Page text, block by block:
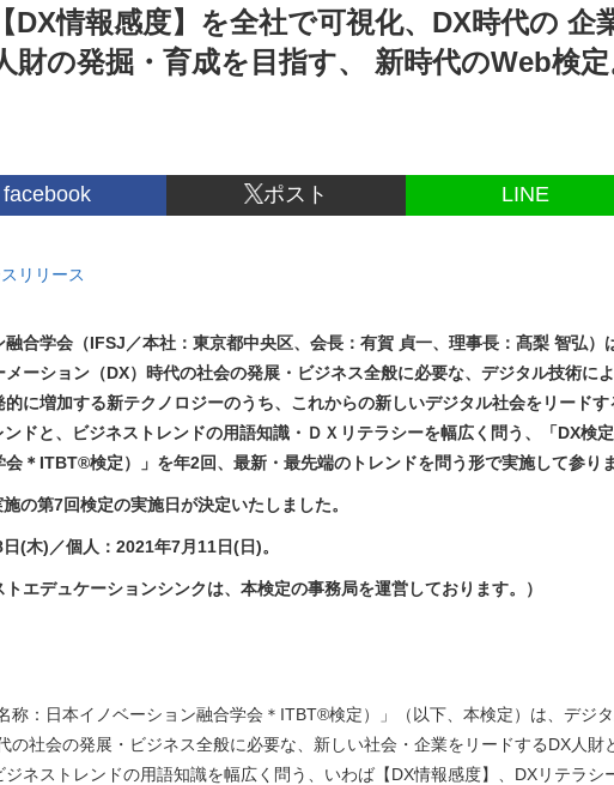
DX情報感度】を全社で可視化、DX時代の 企
財の発掘・育成を目指す、 新時代のWeb検
facebook ポスト LINE
リリース
融合学会（IFSJ ／本社：東京都中央区、会長：有賀 貞一、理事長：髙梨 智弘）
メーション（DX）時代の社会の発展・ビジネス全般に必要な、デジタル技術に
的に増加する新テクノロジーのうち、これからの新しいデジタル社会をリードす
ンドと、ビジネストレンドの用語知識・ＤＸリテラシーを幅広く問う、「DX検
会＊ ITBT®検定）」を年2回、最新・最先端のトレンドを問う形で実施して参り
施の第7回検定の実施日が決定いたしました。
日(木) ／個人： 2021年7月 11日(日)。
エデュケーションシンクは、本検定の事務局を運営しております。）
称：日本イノベーション融合学会＊ ITBT®検定）」（以下、本検定）は、デジ
の社会の発展・ビジネス全般に必要な、新しい社会・企業をリードするDX人財
ネストレンドの用語知識を幅広く問う、いわば【DX情報感度】、 DXリテラシ